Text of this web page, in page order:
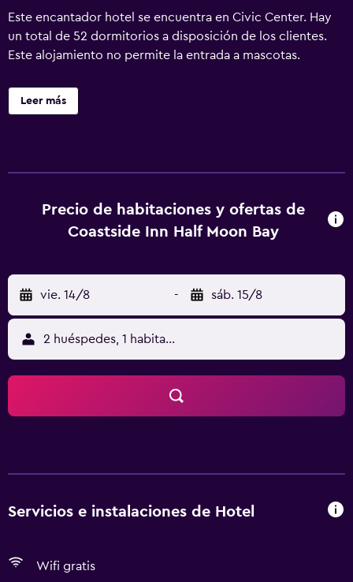
Este encantador hotel se encuentra en Civic Center. Hay
un total de 52 dormitorios a disposición de los clientes.
Este alojamiento no permite la entrada a mascotas.
Leer más
Precio de habitaciones y ofertas de
Coastside Inn Half Moon Bay
vie. 14/8 - sáb. 15/8
2 huéspedes, 1 habitación
Servicios e instalaciones de Hotel
Wifi gratis